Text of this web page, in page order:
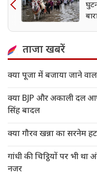
ताजा खबरें
क्या पूजा में बजाया जाने
क्या BJP और अकाली दल
सिंह बादल
क्या गौरव खन्ना का सरनेम
गांधी की चिट्ठियों पर भी
नजर